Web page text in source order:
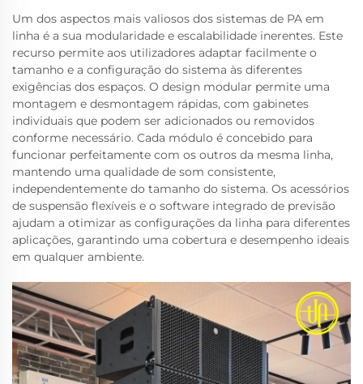
Um dos aspectos mais valiosos dos sistemas de PA em
linha é a sua modularidade e escalabilidade inerentes. Este
recurso permite aos utilizadores adaptar facilmente o
tamanho e a configuração do sistema às diferentes
exigências dos espaços. O design modular permite uma
montagem e desmontagem rápidas, com gabinetes
individuais que podem ser adicionados ou removidos
conforme necessário. Cada módulo é concebido para
funcionar perfeitamente com os outros da mesma linha,
mantendo uma qualidade de som consistente,
independentemente do tamanho do sistema. Os acessórios
de suspensão flexíveis e o software integrado de previsão
ajudam a otimizar as configurações da linha para diferentes
aplicações, garantindo uma cobertura e desempenho ideais
em qualquer ambiente.